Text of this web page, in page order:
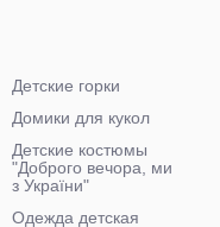
Детские горки
Домики для кукол
Детские костюмы
"Доброго вечора, ми
з України"
Одежда детская